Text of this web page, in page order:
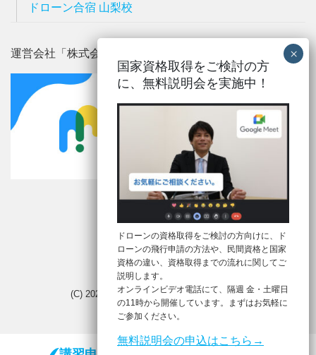
ドローン合宿 山梨校
運営会社「株式会社メルタ」
Mobile| Desktop
(C) 2026 ドローン合宿. All rights reserved.
国家資格取得をご検討の方
に、 無料説明会を実施中！
ドローンの資格取得をご検討の方向けに、ド
ローンの飛行申請の方法や、民間資格と国家
資格の違い、資格取得までの流れに関してご
説明します。
オンラインビデオ電話にて、隔週 金・土曜日
の11時から開催しています。まずはお気軽に
ご参加ください。
無料説明会の申込はこちら→